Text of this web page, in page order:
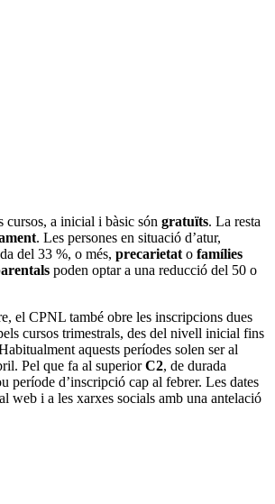
cursos, a inicial i bàsic són gratuïts. La resta
. Les persones en situació d’atur,
del 33 %, o més, precarietat o famílies
poden optar a una reducció del 50 o
el CPNL també obre les inscripcions dues
cursos trimestrals, des del nivell inicial fins
aquests períodes solen ser al
Pel que fa al superiorC2, de durada
període d’inscripció cap al febrer. Les dates
web i a les xarxes socials amb una antelació